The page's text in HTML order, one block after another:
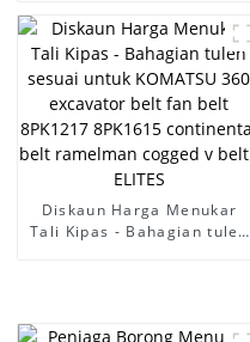
Diskaun Harga Menukar
Tali Kipas - Bahagian tulen